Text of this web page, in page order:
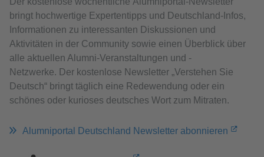
bringt hochwertige Expertentipps und Deutschland-Infos,
Informationen zu interessanten Diskussionen und
Aktivitäten in der Community sowie einen Überblick über
alle aktuellen Alumni-Veranstaltungen und -
Netzwerke. Der kostenlose Newsletter „Verstehen Sie
Deutsch“ bringt täglich eine Redewendung oder ein
schönes oder kurioses deutsches Wort zum Mitraten.
Alumniportal Deutschland Newsletter abonnieren